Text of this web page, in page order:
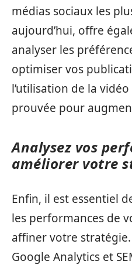
médias sociaux les
aujourd’hui, offre
analyser les
optimiser vos
l’utilisation de la
prouvée pour
Analysez vos
améliorer votre
Enfin, il est essentiel
les performances de
affiner votre
Google Analytics et